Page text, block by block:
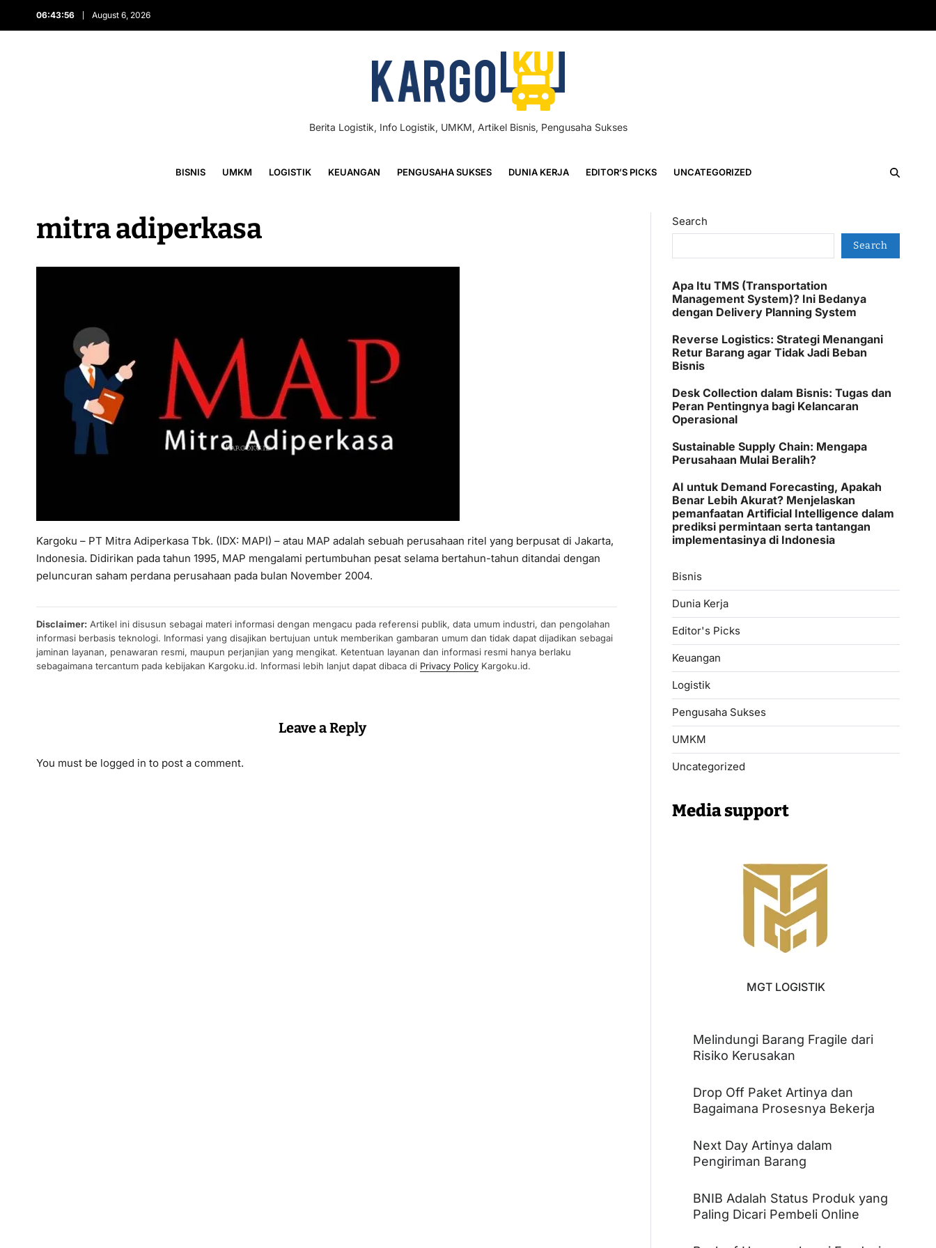
06:43:56 August 6, 2026
Berita Logistik, Info Logistik, UMKM, Artikel Bisnis, Pengusaha Sukses
BISNIS UMKM LOGISTIK KEUANGAN PENGUSAHA SUKSES DUNIA KERJA EDITOR’S PICKS UNCATEGORIZED
mitra adiperkasa
Kargoku – PT Mitra Adiperkasa Tbk. (IDX: MAPI) – atau MAP adalah sebuah perusahaan ritel yang berpusat di Jakarta,
Indonesia. Didirikan pada tahun 1995, MAP mengalami pertumbuhan pesat selama bertahun-tahun ditandai dengan
peluncuran saham perdana perusahaan pada bulan November 2004.
Disclaimer: Artikel ini disusun sebagai materi informasi dengan mengacu pada referensi publik, data umum industri, dan pengolahan
informasi berbasis teknologi. Informasi yang disajikan bertujuan untuk memberikan gambaran umum dan tidak dapat dijadikan sebagai
jaminan layanan, penawaran resmi, maupun perjanjian yang mengikat. Ketentuan layanan dan informasi resmi hanya berlaku
sebagaimana tercantum pada kebijakan Kargoku.id. Informasi lebih lanjut dapat dibaca di Privacy Policy Kargoku.id.
Leave a Reply
You must be logged in to post a comment.
Search
Search
Apa Itu TMS (Transportation
Management System)? Ini Bedanya
dengan Delivery Planning System
Reverse Logistics: Strategi Menangani
Retur Barang agar Tidak Jadi Beban
Bisnis
Desk Collection dalam Bisnis: Tugas dan
Peran Pentingnya bagi Kelancaran
Operasional
Sustainable Supply Chain: Mengapa
Perusahaan Mulai Beralih?
AI untuk Demand Forecasting, Apakah
Benar Lebih Akurat? Menjelaskan
pemanfaatan Artificial Intelligence dalam
prediksi permintaan serta tantangan
implementasinya di Indonesia
Bisnis
Dunia Kerja
Editor's Picks
Keuangan
Logistik
Pengusaha Sukses
UMKM
Uncategorized
Media support
MGT LOGISTIK
Melindungi Barang Fragile dari
Risiko Kerusakan
Drop Off Paket Artinya dan
Bagaimana Prosesnya Bekerja
Next Day Artinya dalam
Pengiriman Barang
BNIB Adalah Status Produk yang
Paling Dicari Pembeli Online